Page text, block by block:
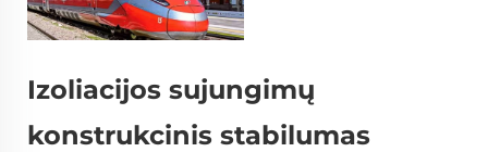
Izoliacijos sujungimų
konstrukcinis stabilumas